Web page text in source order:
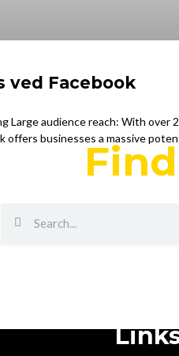
ved Facebook
Large audience reach: With over
offers businesses a massive